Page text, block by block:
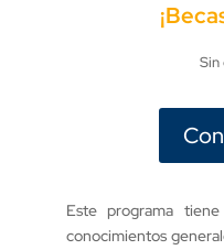
Sin
Este programa
conocimientos